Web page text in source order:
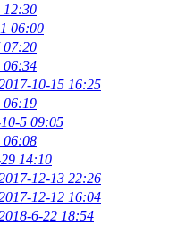
12:30
06:00
07:20
06:34
10-15 16:25
06:19
5 09:05
06:08
14:10
12-13 22:26
12-12 16:04
6-22 18:54